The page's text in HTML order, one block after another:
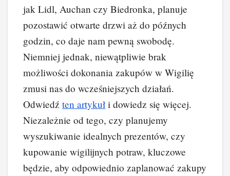
jak Lidl, Auchan czy Biedronka, planuje
pozostawić otwarte drzwi aż do późnych
godzin, co daje nam pewną swobodę.
Niemniej jednak, niewątpliwie brak
możliwości dokonania zakupów w Wigilię
zmusi nas do wcześniejszych działań.
Odwiedź ten artykuł i dowiedz się więcej.
Niezależnie od tego, czy planujemy
wyszukiwanie idealnych prezentów, czy
kupowanie wigilijnych potraw, kluczowe
będzie, aby odpowiednio zaplanować zakupy